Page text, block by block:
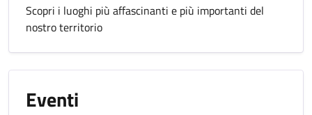
Scopri i luoghi più affascinanti e più importanti del
nostro territorio
Eventi